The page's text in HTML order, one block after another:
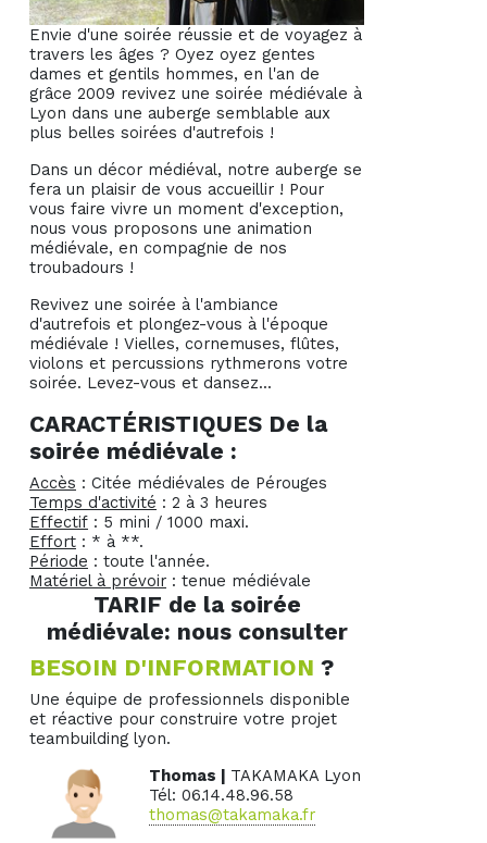
Envie d'une soirée réussie et de voyagez à
travers les âges ? Oyez oyez gentes
dames et gentils hommes, en l'an de
grâce 2009 revivez une soirée médiévale à
Lyon dans une auberge semblable aux
plus belles soirées d'autrefois !
Dans un décor médiéval, notre auberge se
fera un plaisir de vous accueillir ! Pour
vous faire vivre un moment d'exception,
nous vous proposons une animation
médiévale, en compagnie de nos
troubadours !
Revivez une soirée à l'ambiance
d'autrefois et plongez-vous à l'époque
médiévale ! Vielles, cornemuses, flûtes,
violons et percussions rythmerons votre
soirée. Levez-vous et dansez...
CARACTÉRISTIQUES De la
soirée médiévale :
Accès : Citée médiévales de Pérouges
Temps d'activité : 2 à 3 heures
Effectif : 5 mini / 1000 maxi.
Effort : * à **.
Période : toute l'année.
Matériel à prévoir : tenue médiévale
TARIF de la soirée
médiévale: nous consulter
BESOIN D'INFORMATION ?
Une équipe de professionnels disponible
et réactive pour construire votre projet
teambuilding lyon.
Thomas | TAKAMAKA Lyon
Tél: 06.14.48.96.58
thomas@takamaka.fr